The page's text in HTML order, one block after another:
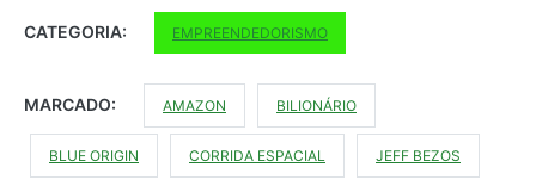
CATEGORIA: EMPREENDEDORISMO
MARCADO: AMAZON BILIONÁRIO
BLUE ORIGIN CORRIDA ESPACIAL JEFF BEZOS